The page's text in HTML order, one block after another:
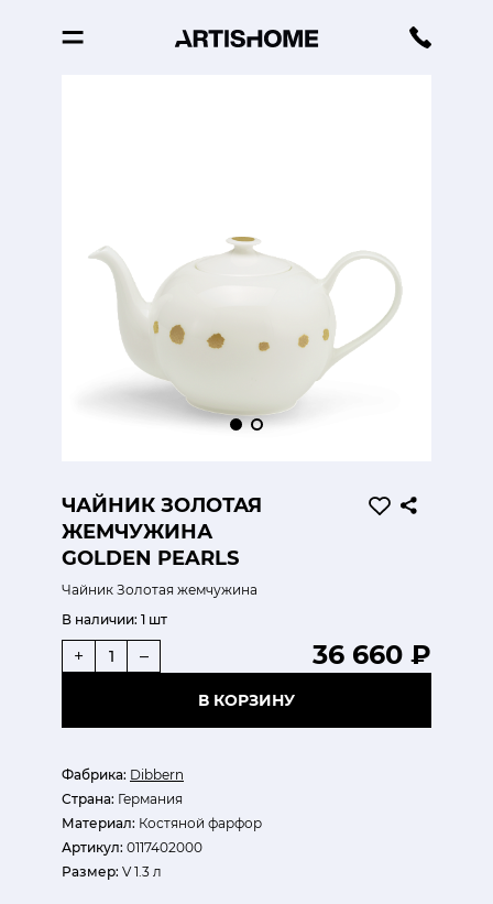
ЧАЙНИК ЗОЛОТАЯ
ЖЕМЧУЖИНА
GOLDEN PEARLS
Чайник Золотая жемчужина
Фабрика: Dibbern
Страна: Германия
Материал: Костяной фарфор
Артикул: 0117402000
Размер: V 1.3 л
В наличии: 1 шт
36 660 ₽
+ –
В КОРЗИНУ